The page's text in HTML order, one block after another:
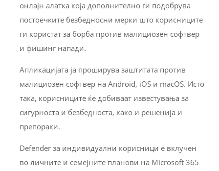
онлајн алатка која дополнително ги подобрува
постоечките безбедносни мерки што корисниците
ги користат за борба против малициозен софтвер
и фишинг напади.
Апликацијата ја проширува заштитата против
малициозен софтвер на Android, iOS и macOS. Исто
така, корисниците ќе добиваат известувања за
сигурноста и безбедноста, како и решенија и
препораки.
Defender за индивидуални корисници е вклучен
во личните и семејните планови на Microsoft 365